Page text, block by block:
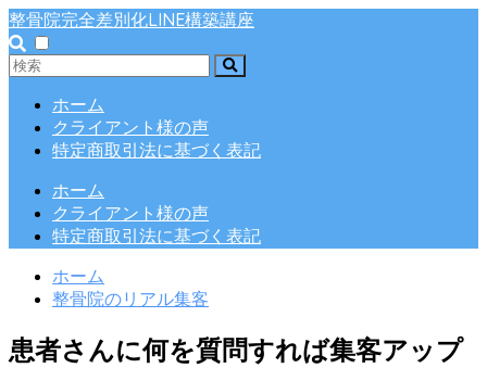
整骨院完全差別化LINE構築講座
ホーム
クライアント様の声
特定商取引法に基づく表記
ホーム
クライアント様の声
特定商取引法に基づく表記
ホーム
整骨院のリアル集客
患者さんに何を質問すれば集客アップ